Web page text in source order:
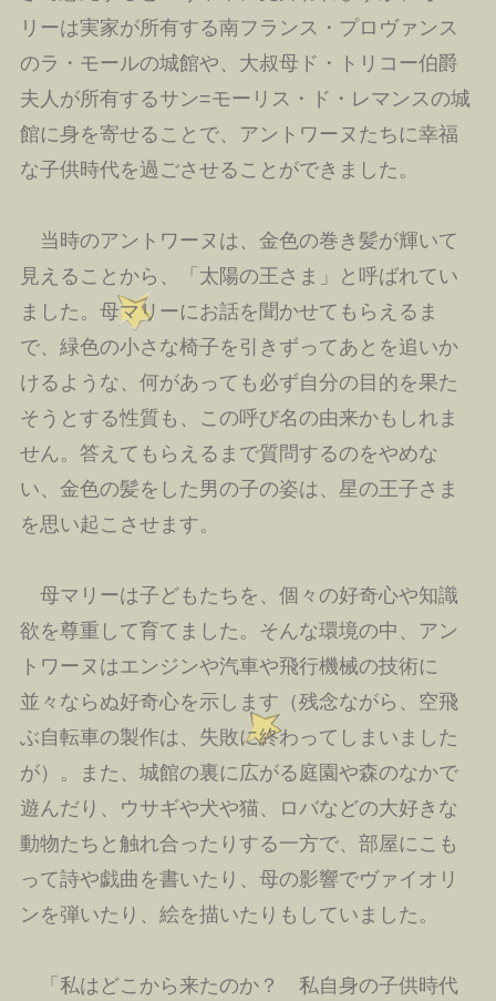
リーは実家が所有する南フランス・プロヴァンス
のラ・モールの城館や、大叔母ド・トリコー伯爵
夫人が所有するサン=モーリス・ド・レマンスの城
館に身を寄せることで、アントワーヌたちに幸福
な子供時代を過ごさせることができました。
当時のアントワーヌは、金色の巻き髪が輝いて
見えることから、「太陽の王さま」と呼ばれてい
ました。母マリーにお話を聞かせてもらえるま
で、緑色の小さな椅子を引きずってあとを追いか
けるような、何があっても必ず自分の目的を果た
そうとする性質も、この呼び名の由来かもしれま
せん。答えてもらえるまで質問するのをやめな
い、金色の髪をした男の子の姿は、星の王子さま
を思い起こさせます。
母マリーは子どもたちを、個々の好奇心や知識
欲を尊重して育てました。そんな環境の中、アン
トワーヌはエンジンや汽車や飛行機械の技術に
並々ならぬ好奇心を示します（残念ながら、空飛
ぶ自転車の製作は、失敗に終わってしまいました
が）。また、城館の裏に広がる庭園や森のなかで
遊んだり、ウサギや犬や猫、ロバなどの大好きな
動物たちと触れ合ったりする一方で、部屋にこも
って詩や戯曲を書いたり、母の影響でヴァイオリ
ンを弾いたり、絵を描いたりもしていました。
「私はどこから来たのか？ 私自身の子供時代